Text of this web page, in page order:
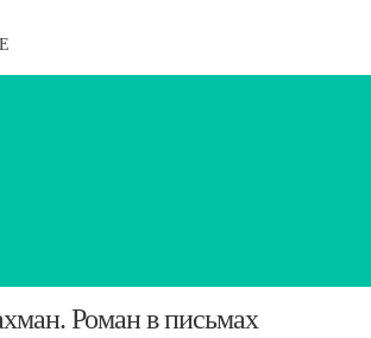
Роман в письмах